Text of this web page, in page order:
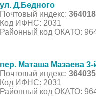
ул. Д.Бедного
Почтовый индекс: 364018
Код ИФНС: 2031
Районный код ОКАТО:
пер. Маташа Мазаева 3-
Почтовый индекс: 364035
Код ИФНС: 2031
Районный код ОКАТО: